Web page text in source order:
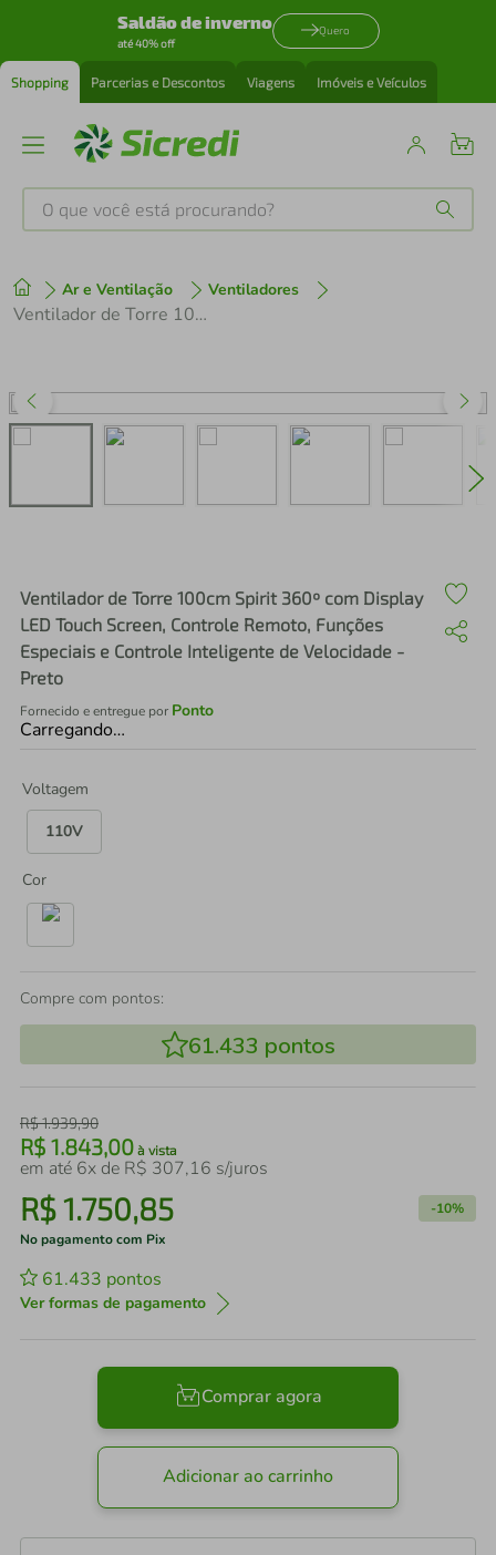
Saldão de inverno
até 40% off
Quero
Shopping Parcerias e Descontos Viagens Imóveis e Veículos
O que você está procurando?
Ar e Ventilação Ventiladores
Ventilador de Torre 100cm Spirit 360º com Display LED Touch Screen, Controle Remoto, Funções Especiais e Controle Inteligente de Velocidade - Preto
Ventilador de Torre 100cm Spirit 360º com Display
LED Touch Screen, Controle Remoto, Funções
Especiais e Controle Inteligente de Velocidade -
Preto
Fornecido e entregue por Ponto
Carregando…
Voltagem
110V
Cor
Compre com pontos:
61.433 pontos
R$1.939,90
R$ 1.843,00 à vista
em até 6x de R$ 307,16 s/juros
R$1.750,85 -10%
No pagamento com Pix
61.433 pontos
Ver formas de pagamento
Comprar agora
Adicionar ao carrinho
1º tenis
perfume